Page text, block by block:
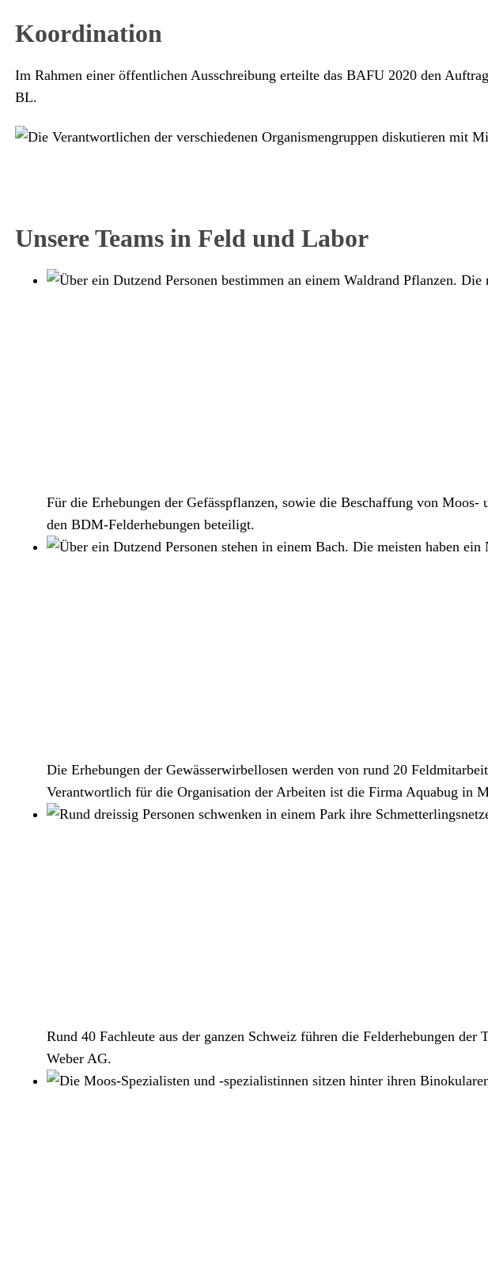
Koordination
Im Rahmen einer öffentlichen Ausschreibung erteilte das BAFU 2020 den
BL.
Unsere Teams in Feld und Labor
Für die Erhebungen der Gefässpflanzen, sowie die Beschaffung von Moos-
den BDM-Felderhebungen beteiligt.
Die Erhebungen der Gewässerwirbellosen werden von rund 20
Verantwortlich für die Organisation der Arbeiten ist die Firma Aquabug in
Rund 40 Fachleute aus der ganzen Schweiz führen die Felderhebungen
Weber AG.